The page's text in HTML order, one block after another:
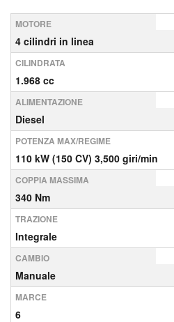
MOTORE
4 cilindri in linea
CILINDRATA
1.968 cc
ALIMENTAZIONE
Diesel
POTENZA MAX/REGIME
110 kW (150 CV) 3,500 giri/min
COPPIA MASSIMA
340 Nm
TRAZIONE
Integrale
CAMBIO
Manuale
MARCE
6